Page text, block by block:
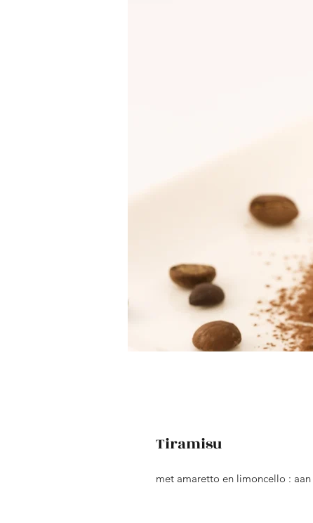
Tiramisu
met amaretto en limoncello : aan